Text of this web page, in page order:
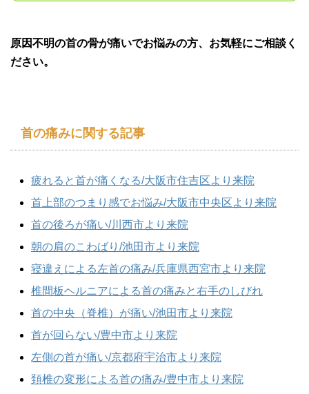
原因不明の首の骨が痛いでお悩みの方、お気軽にご相談く
ださい。
首の痛みに関する記事
疲れると首が痛くなる/大阪市住吉区より来院
首上部のつまり感でお悩み/大阪市中央区より来院
首の後ろが痛い/川西市より来院
朝の肩のこわばり/池田市より来院
寝違えによる左首の痛み/兵庫県西宮市より来院
椎間板ヘルニアによる首の痛みと右手のしびれ
首の中央（脊椎）が痛い/池田市より来院
首が回らない/豊中市より来院
左側の首が痛い/京都府宇治市より来院
頚椎の変形による首の痛み/豊中市より来院